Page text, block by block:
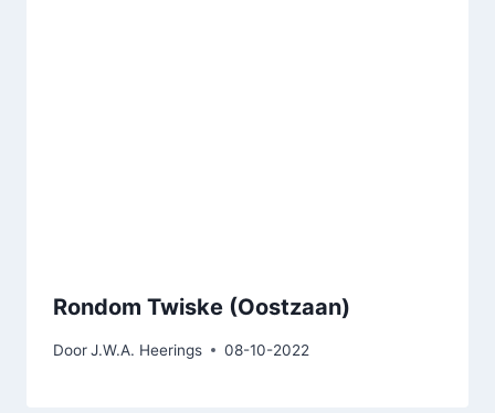
Rondom Twiske (Oostzaan)
DoorJ.W.A. Heerings 08-10-2022